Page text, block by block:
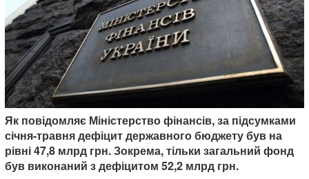
Як повідомляє Міністерство фінансів, за підсумками
січня-травня дефіцит державного бюджету був на
рівні 47,8 млрд грн. Зокрема, тільки загальний фонд
був виконаний з дефіцитом 52,2 млрд грн.